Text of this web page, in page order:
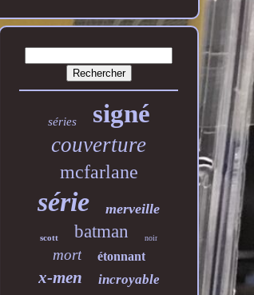
séries signé
couverture
mcfarlane
série merveille
scott batman noir
mort étonnant
x-men incroyable